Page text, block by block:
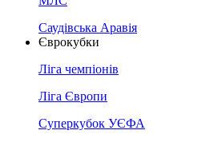
Саудівська Аравія
Єврокубки
Ліга чемпіонів
Ліга Європи
Суперкубок УЄФА